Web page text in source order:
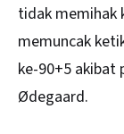
tidak memihak
memuncak
ke-90+5 akibat
Ødegaard.